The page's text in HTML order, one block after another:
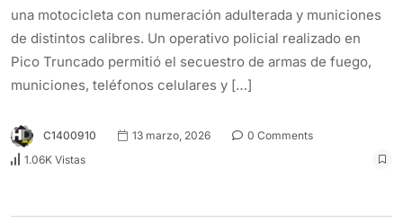
una motocicleta con numeración adulterada y municiones
de distintos calibres. Un operativo policial realizado en
Pico Truncado permitió el secuestro de armas de fuego,
municiones, teléfonos celulares y […]
C1400910 13 marzo, 2026
0 Comments
1.06K Vistas